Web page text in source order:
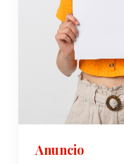
Anuncio